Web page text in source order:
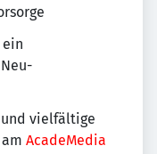
vielfältige
AcadeMedia